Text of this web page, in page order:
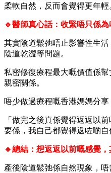
柔軟自然，反而會覺得更年輕
🔹醫師真心話：收緊唔只係
其實陰道鬆弛唔止影響性生活
陰道乾澀等問題。
私密修復療程最大嘅價值係
親密關係。
唔少做過療程嘅香港媽媽分享
「做完之後真係覺得返返以
要係，我自己都覺得返咗啲自
🔹總結：想返返以前嘅感覺
產後陰道鬆弛係自然現象，唔